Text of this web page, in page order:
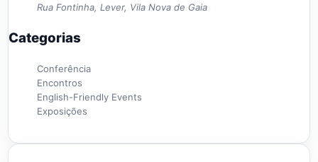
Rua Fontinha, Lever, Vila Nova de Gaia
Categorias
Conferência
Encontros
English-Friendly Events
Exposições